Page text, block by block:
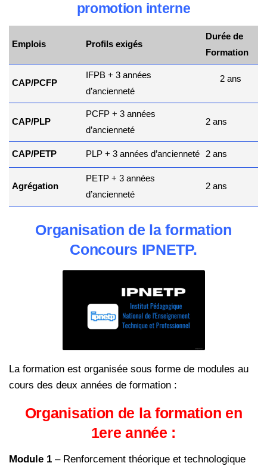
promotion interne
Emplois Profils exigés
Durée de
Formation
CAP/PCFP
IFPB + 3 années
d’ancienneté
2 ans
CAP/PLP
PCFP + 3 années
d’ancienneté
2 ans
CAP/PETP PLP + 3 années d’ancienneté 2 ans
Agrégation
PETP + 3 années
d’ancienneté
2 ans
Organisation de la formation
Concours IPNETP.
La formation est organisée sous forme de modules au
cours des deux années de formation :
Organisation de la formation en
1ere année :
Module 1 – Renforcement théorique et technologique